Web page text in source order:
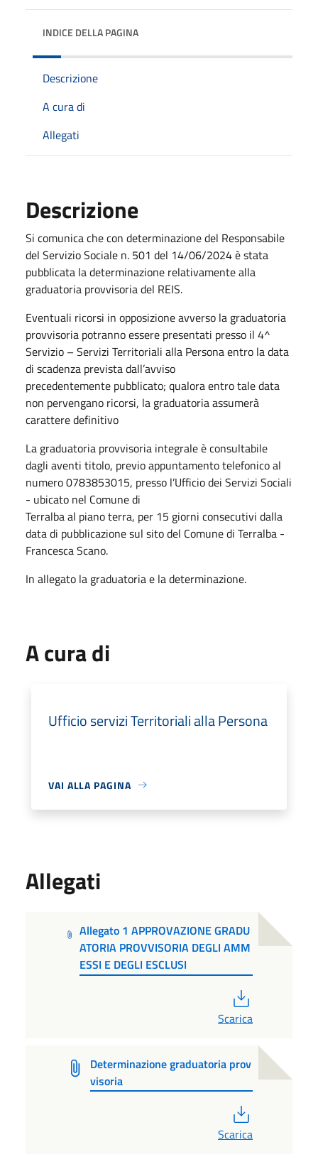
INDICE DELLA PAGINA
Descrizione
A cura di
Allegati
Descrizione
Si comunica che con determinazione del Responsabile
del Servizio Sociale n. 501 del 14/06/2024 è stata
pubblicata la determinazione relativamente alla
graduatoria provvisoria del REIS.
Eventuali ricorsi in opposizione avverso la graduatoria
provvisoria potranno essere presentati presso il 4^
Servizio – Servizi Territoriali alla Persona entro la data
di scadenza prevista dall’avviso
precedentemente pubblicato; qualora entro tale data
non pervengano ricorsi, la graduatoria assumerà
carattere definitivo
La graduatoria provvisoria integrale è consultabile
dagli aventi titolo, previo appuntamento telefonico al
numero 0783853015, presso l’Ufficio dei Servizi Sociali
- ubicato nel Comune di
Terralba al piano terra, per 15 giorni consecutivi dalla
data di pubblicazione sul sito del Comune di Terralba -
Francesca Scano.
In allegato la graduatoria e la determinazione.
A cura di
Ufficio servizi Territoriali alla Persona
VAI ALLA PAGINA
Allegati
Allegato 1 APPROVAZIONE GRADU
ATORIA PROVVISORIA DEGLI AMM
ESSI E DEGLI ESCLUSI
Scarica
Determinazione graduatoria prov
visoria
Scarica